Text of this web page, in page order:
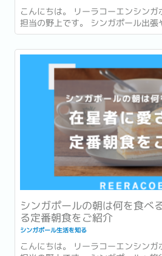
こんにちは。 リーラコーエンシン
担当の野上です。 シンガポール出
後まで打合せや商談が入っていて、
がなかった…。」 「一時帰国ギリギ
てお土産が買えなかった…。」 この
シンガポールの朝は何を食べ
る定番朝食をご紹介
シンガポール生活を知る
こんにちは。 リーラコーエンシン